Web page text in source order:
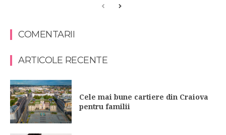
COMENTARII
ARTICOLE RECENTE
Cele mai bune cartiere din Craiova
pentru familii